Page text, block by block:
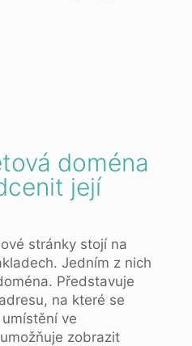
doména
její
stránky stojí na
Jedním z nich
Představuje
na které se
ve
zobrazit